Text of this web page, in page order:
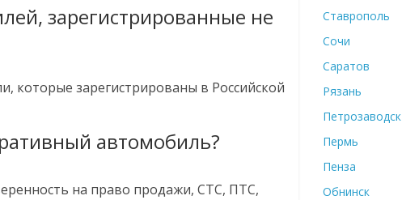
зарегистрированные не
которые зарегистрированы в Российской
автомобиль?
на право продажи, СТС, ПТС,
Ставрополь
Сочи
Саратов
Рязань
Петрозаводск
Пермь
Пенза
Обнинск